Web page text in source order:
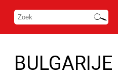
BULGARIJE